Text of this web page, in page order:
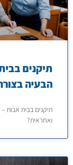
תיקנים
הבעיה
תיקנים בבית אבות
ואחראית?